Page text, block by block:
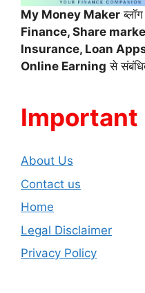
My Money Maker
Finance, Share
Insurance, Loan
Online Earning से
Important
About Us
Contact us
Home
Legal Disclaimer
Privacy Policy